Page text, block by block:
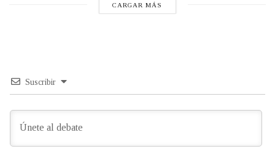
CARGAR MÁS
Suscribir